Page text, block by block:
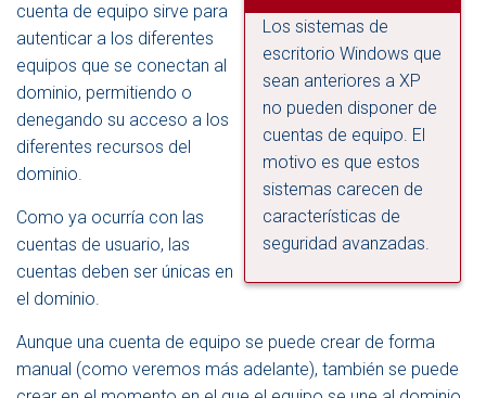
Los sistemas de
escritorio Windows que
sean anteriores a XP
no pueden disponer de
cuentas de equipo. El
motivo es que estos
sistemas carecen de
características de
seguridad avanzadas.
cuenta de equipo sirve para
autenticar a los diferentes
equipos que se conectan al
dominio, permitiendo o
denegando su acceso a los
diferentes recursos del
dominio.
Como ya ocurría con las
cuentas de usuario, las
cuentas deben ser únicas en
el dominio.
Aunque una cuenta de equipo se puede crear de forma
manual (como veremos más adelante), también se puede